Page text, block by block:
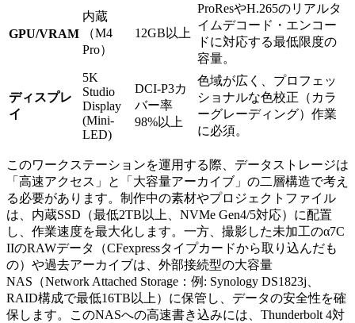
GPU/VRAM
内蔵
（M4
Pro）
12GB以上
ProResやH.265のリアルタ
イムデコード・エンコー
ドに対応する最低限度の
容量。
ディスプレ
イ
5K
Studio
Display
(Mini-
LED)
DCI-P3カ
バー率
98%以上
色域が広く、プロフェッ
ショナルな色校正（カラ
ーグレーディング）作業
に必須。
このワークステーションを運用する際、データストレージは
「高速アクセス」と「大容量アーカイブ」の二層構造で考え
る必要があります。制作中の素材やプロジェクトファイル
は、内蔵SSD（最低2TB以上、NVMe Gen4/5対応）に配置
し、作業速度を最大化します。一方、撮影した未加工のα7C
IIのRAWデータ（CFexpressタイプカードから取り込んだも
の）や過去アーカイブは、外部接続型の大容量
NAS（Network Attached Storage：例: Synology DS1823j、
RAID構成で最低16TB以上）に保管し、データの安全性を確
保します。このNASへの高速書き込みには、Thunderbolt 4対